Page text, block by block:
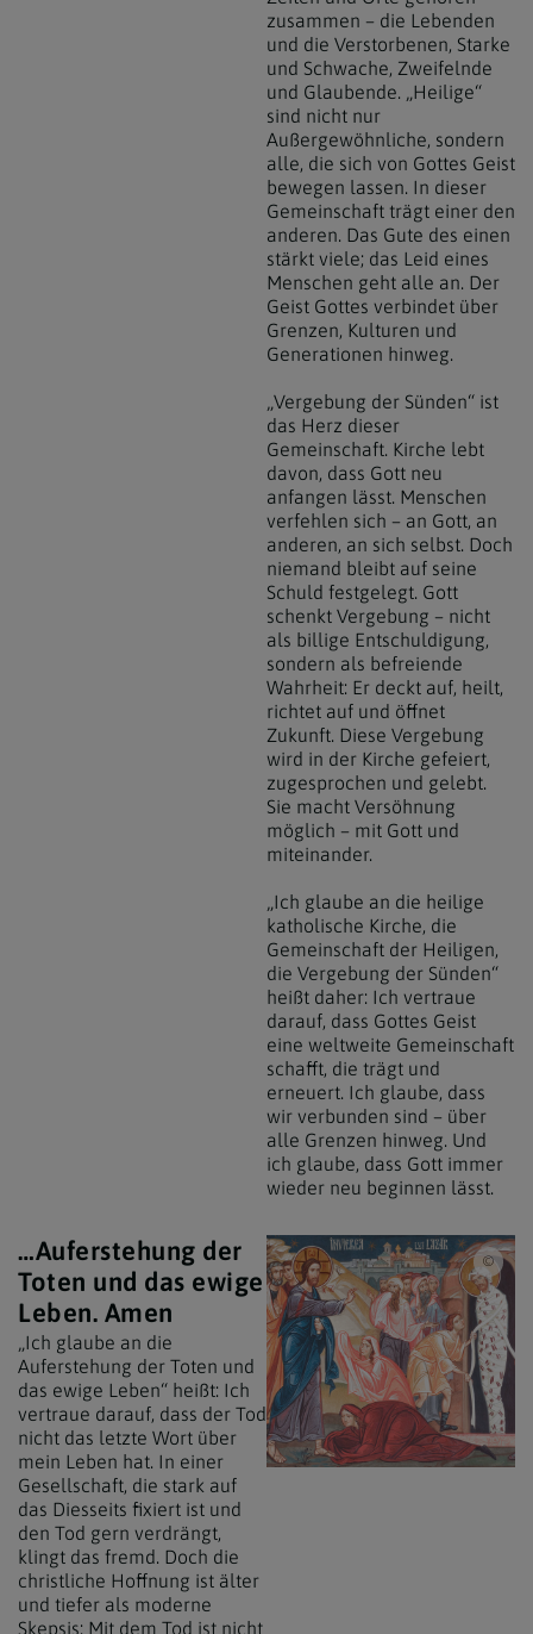
zusammen – die Lebenden
und die Verstorbenen, Starke
und Schwache, Zweifelnde
und Glaubende. „Heilige“
sind nicht nur
Außergewöhnliche, sondern
alle, die sich von Gottes Geist
bewegen lassen. In dieser
Gemeinschaft trägt einer den
anderen. Das Gute des einen
stärkt viele; das Leid eines
Menschen geht alle an. Der
Geist Gottes verbindet über
Grenzen, Kulturen und
Generationen hinweg.
„Vergebung der Sünden“ ist
das Herz dieser
Gemeinschaft. Kirche lebt
davon, dass Gott neu
anfangen lässt. Menschen
verfehlen sich – an Gott, an
anderen, an sich selbst. Doch
niemand bleibt auf seine
Schuld festgelegt. Gott
schenkt Vergebung – nicht
als billige Entschuldigung,
sondern als befreiende
Wahrheit: Er deckt auf, heilt,
richtet auf und öffnet
Zukunft. Diese Vergebung
wird in der Kirche gefeiert,
zugesprochen und gelebt.
Sie macht Versöhnung
möglich – mit Gott und
miteinander.
„Ich glaube an die heilige
katholische Kirche, die
Gemeinschaft der Heiligen,
die Vergebung der Sünden“
heißt daher: Ich vertraue
darauf, dass Gottes Geist
eine weltweite Gemeinschaft
schafft, die trägt und
erneuert. Ich glaube, dass
wir verbunden sind – über
alle Grenzen hinweg. Und
ich glaube, dass Gott immer
wieder neu beginnen lässt.
…Auferstehung der
Toten und das ewige
Leben. Amen
„Ich glaube an die
Auferstehung der Toten und
das ewige Leben“ heißt: Ich
vertraue darauf, dass der Tod
nicht das letzte Wort über
mein Leben hat. In einer
Gesellschaft, die stark auf
das Diesseits fixiert ist und
den Tod gern verdrängt,
klingt das fremd. Doch die
christliche Hoffnung ist älter
und tiefer als moderne
Skepsis: Mit dem Tod ist nicht